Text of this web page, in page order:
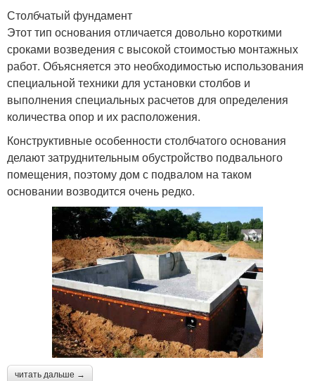
Столбчатый фундамент
Этот тип основания отличается довольно короткими
сроками возведения с высокой стоимостью монтажных
работ. Объясняется это необходимостью использования
специальной техники для установки столбов и
выполнения специальных расчетов для определения
количества опор и их расположения.
Конструктивные особенности столбчатого основания
делают затруднительным обустройство подвального
помещения, поэтому дом с подвалом на таком
основании возводится очень редко.
читать дальше →